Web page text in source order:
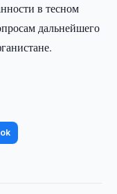
в тесном
дальнейшего